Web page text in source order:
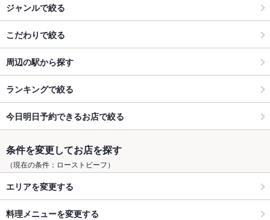
ジャンルで絞る
こだわりで絞る
周辺の駅から探す
ランキングで絞る
今日明日予約できるお店で絞る
条件を変更してお店を探す
（現在の条件：ローストビーフ）
エリアを変更する
料理メニューを変更する